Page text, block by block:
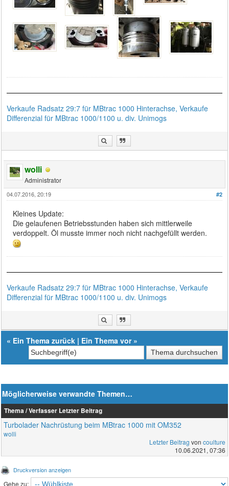
Verkaufe Radsatz 29:7 für MBtrac 1000 Hinterachse, Verkaufe
Differenzial für MBtrac 1000/1100 u. div. Unimogs
wolli
Administrator
#2
04.07.2016, 20:19
Kleines Update:
Die gelaufenen Betriebsstunden haben sich mittlerweile
verdoppelt. Öl musste immer noch nicht nachgefüllt werden.
Verkaufe Radsatz 29:7 für MBtrac 1000 Hinterachse, Verkaufe
Differenzial für MBtrac 1000/1100 u. div. Unimogs
« Ein Thema zurück | Ein Thema vor»
Möglicherweise verwandte Themen…
Thema / Verfasser Letzter Beitrag
Turbolader Nachrüstung beim MBtrac 1000 mit OM352
wolli
Letzter Beitrag von coulture
10.06.2021, 07:36
Druckversion anzeigen
Gehe zu: